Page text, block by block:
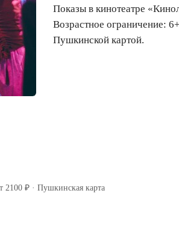
Показы в кинотеатре
Возрастное ограничение:
Пушкинской картой.
2100 ₽ · Пушкинская карта